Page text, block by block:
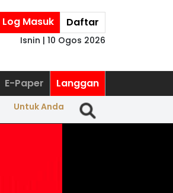
Log Masuk Daftar
Isnin | 10 Ogos 2026
E-Paper Langgan
Untuk Anda